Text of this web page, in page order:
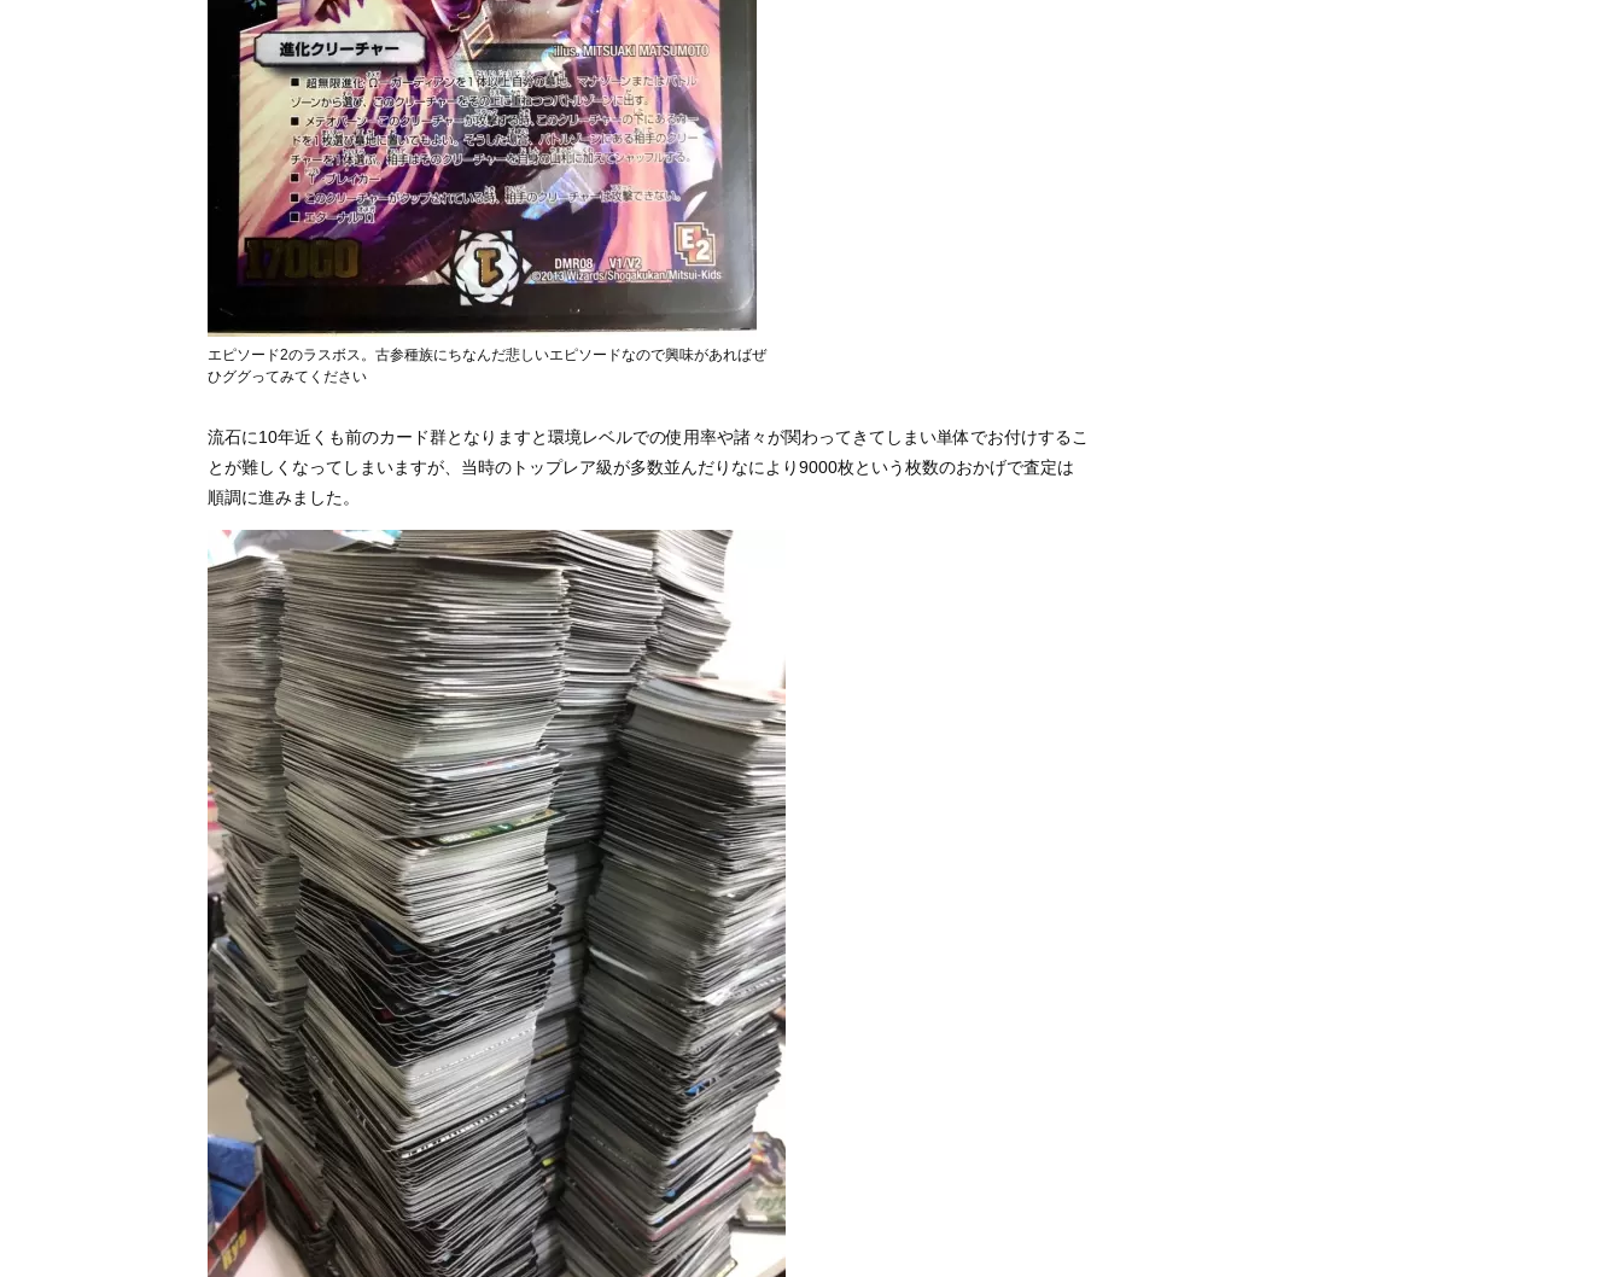
エピソード2のラスボス。古参種族にちなんだ悲しいエピソードなので興味があればぜ
ひググってみてください
流石に10年近くも前のカード群となりますと環境レベルでの使用率や諸々が関わってきてしまい単体でお付けするこ
とが難しくなってしまいますが、当時のトップレア級が多数並んだりなにより9000枚という枚数のおかげで査定は
順調に進みました。